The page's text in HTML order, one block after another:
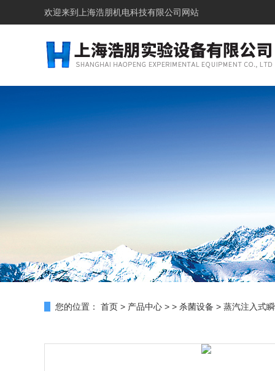
欢迎来到上海浩朋机电科技有限公司网站
您的位置： 首页 > 产品中心 > > 杀菌设备 > 蒸汽注入式